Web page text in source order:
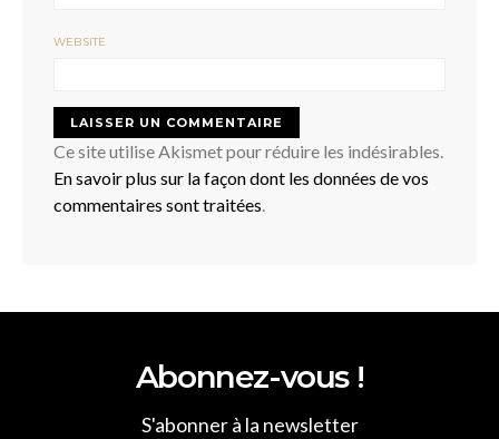
WEBSITE
Ce site utilise Akismet pour réduire les indésirables.
En savoir plus sur la façon dont les données de vos
commentaires sont traitées.
Abonnez-vous !
S'abonner à la newsletter